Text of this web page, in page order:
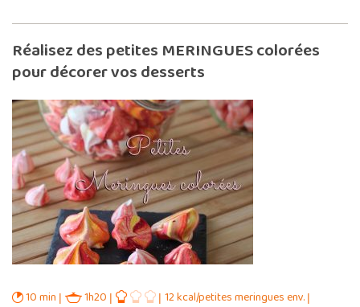
Réalisez des petites MERINGUES colorées
pour décorer vos desserts
10 min 1h20
12 kcal/petites meringues env.